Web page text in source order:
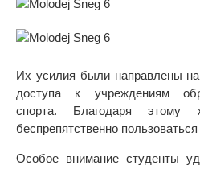
Их усилия были направлены на
доступа к учреждениям
спорта. Благодаря этому
беспрепятственно
Особое внимание студенты